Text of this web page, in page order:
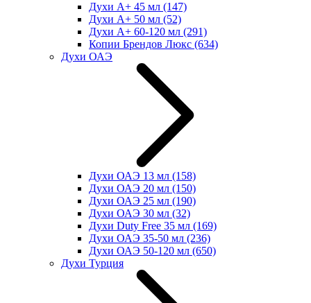
Духи А+ 45 мл (147)
Духи А+ 50 мл (52)
Духи А+ 60-120 мл (291)
Копии Брендов Люкс (634)
Духи ОАЭ
Духи ОАЭ 13 мл (158)
Духи ОАЭ 20 мл (150)
Духи ОАЭ 25 мл (190)
Духи ОАЭ 30 мл (32)
Духи Duty Free 35 мл (169)
Духи ОАЭ 35-50 мл (236)
Духи ОАЭ 50-120 мл (650)
Духи Турция